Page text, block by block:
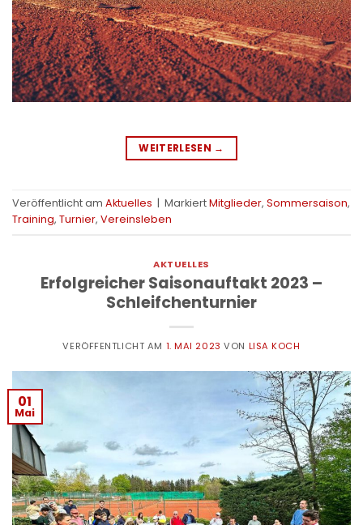
WEITERLESEN →
Veröffentlicht am Aktuelles MarkiertMitglieder, Sommersaison,
Training, Turnier, Vereinsleben
AKTUELLES
Erfolgreicher Saisonauftakt 2023 –
Schleifchenturnier
VERÖFFENTLICHT AM 1. MAI 2023 VON LISA KOCH
01
Mai